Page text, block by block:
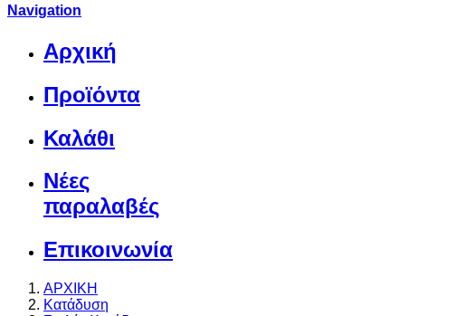
Navigation
Αρχική
Προϊόντα
Καλάθι
Νέες
παραλαβές
Επικοινωνία
ΑΡΧΙΚΗ
Κατάδυση